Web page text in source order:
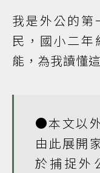
我是外公的第
民，國小二
能，為我讀懂
●本文以
由此展開
於捕捉外